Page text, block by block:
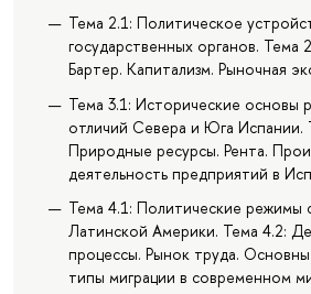
Тема 2.1: Политическое
государственных органов. Тема
Бартер. Капитализм. Рыночная
Тема 3.1: Исторические основы
отличий Севера и Юга Испании.
Природные ресурсы. Рента.
деятельность предприятий в
Тема 4.1: Политические режимы
Латинской Америки. Тема 4.2:
процессы. Рынок труда.
типы миграции в современном